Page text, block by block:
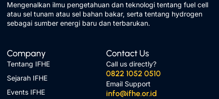
Mengenalkan ilmu pengetahuan dan teknologi tentang fuel cell
atau sel tunam atau sel bahan bakar, serta tentang hydrogen
sebagai sumber energi baru dan terbarukan.
Company
Tentang IFHE
Sejarah IFHE
Events IFHE
Contact Us
Call us directly?
0822 1052 0510
Email Support
info@ifhe.or.id